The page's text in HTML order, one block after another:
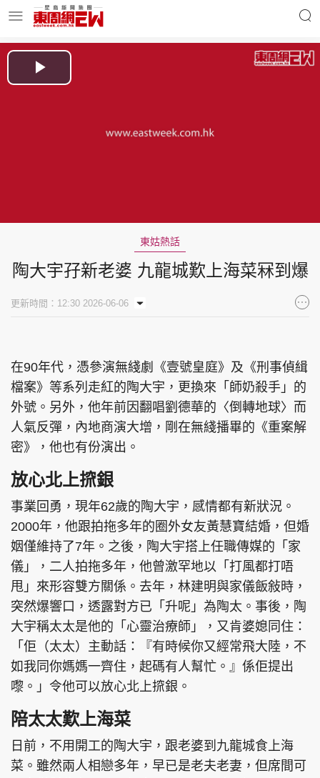
東周Ladies 優享生活
玄學靈異 東周專欄
東周刊 cazbuyer 東Touch
PCM 電腦廣場
頭條日報 星島環球 The Standard
親子王 Oh!爸媽 JobMarket
頭條搵工
關於我們 使用條款
Play
東姑熱話
陶大宇孖新老婆 九龍城歎上海菜冧到爆
更新時間：12:30 2026-06-06
在90年代，憑參演無綫劇《壹號皇庭》及《刑事偵緝
檔案》等系列走紅的陶大宇，更換來「師奶殺手」的
外號。另外，他年前因翻唱劉德華的〈倒轉地球〉而
人氣反彈，內地商演大增，剛在無綫播畢的《重案解
密》，他也有份演出。
放心北上𢱑銀
事業回勇，現年62歲的陶大宇，感情都有新狀況。
2000年，他跟拍拖多年的圈外女友黃慧寶結婚，但婚
姻僅維持了7年。之後，陶大宇搭上任職傳媒的「家
儀」，二人拍拖多年，他曾激罕地以「打風都打唔
甩」來形容雙方關係。去年，林建明與家儀飯敍時，
突然爆響口，透露對方已「升呢」為陶太。事後，陶
大宇稱太太是他的「心靈治療師」，又肯婆媳同住：
「佢（太太）主動話：『有時候你又經常飛大陸，不
如我同你媽媽一齊住，起碼有人幫忙。』係佢提出
嚟。」令他可以放心北上𢱑銀。
陪太太歎上海菜
日前，不用開工的陶大宇，跟老婆到九龍城食上海
菜。雖然兩人相戀多年，早已是老夫老妻，但席間可